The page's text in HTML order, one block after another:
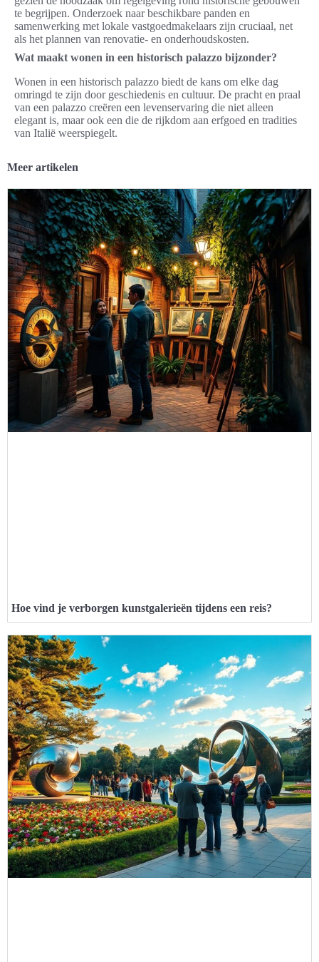
te begrijpen. Onderzoek naar beschikbare panden en
samenwerking met lokale vastgoedmakelaars zijn cruciaal, net
als het plannen van renovatie- en onderhoudskosten.
Wat maakt wonen in een historisch palazzo bijzonder?
Wonen in een historisch palazzo biedt de kans om elke dag
omringd te zijn door geschiedenis en cultuur. De pracht en praal
van een palazzo creëren een levenservaring die niet alleen
elegant is, maar ook een die de rijkdom aan erfgoed en tradities
van Italië weerspiegelt.
Meer artikelen
Hoe vind je verborgen kunstgalerieën tijdens een reis?